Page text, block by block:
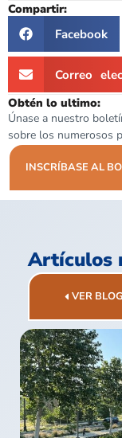
Compartir:
Facebook
Correo
Obtén lo ultimo:
Únase a nuestro
sobre los numerosos
INSCRÍBASE AL
Artículos
VER